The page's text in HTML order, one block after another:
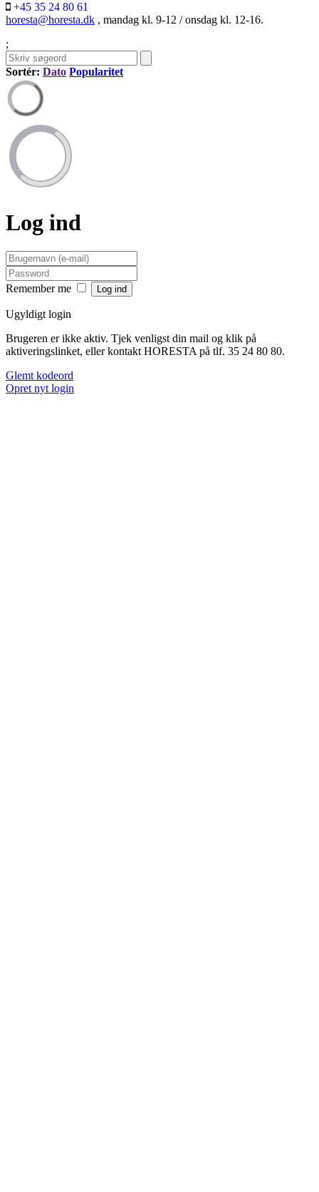
+45 35 24 80 61
horesta@horesta.dk , mandag kl. 9-12 / onsdag kl. 12-16.
;
Sortér: Dato Popularitet
Log ind
Remember me
Ugyldigt login
Brugeren er ikke aktiv. Tjek venligst din mail og klik på
aktiveringslinket, eller kontakt HORESTA på tlf. 35 24 80 80.
Glemt kodeord
Opret nyt login